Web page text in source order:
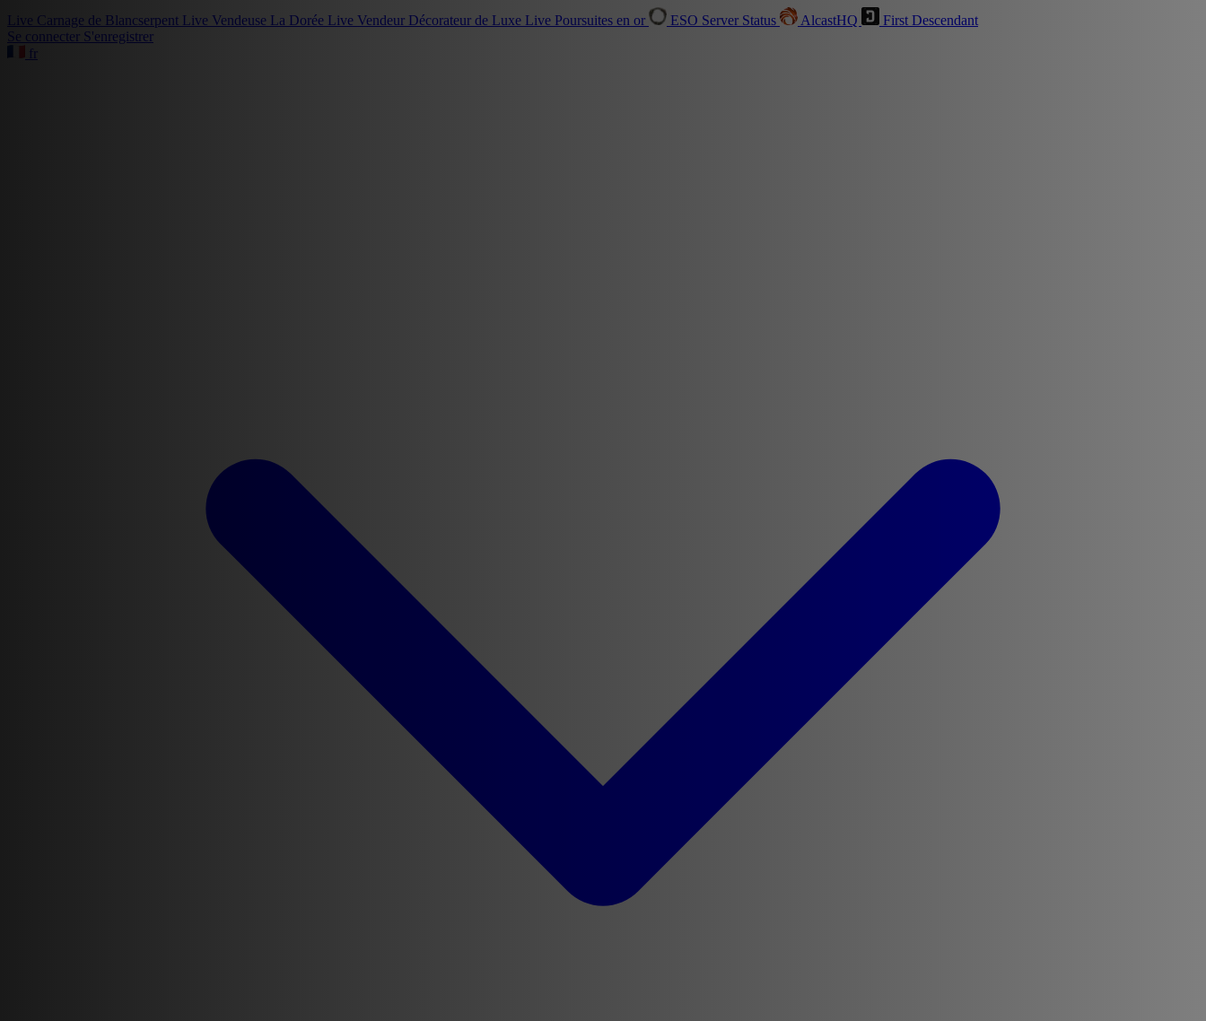
Live Carnage de Blancserpent Live Vendeuse La Dorée Live Vendeur Décorateur de Luxe Live Poursuites en or ESO Server Status AlcastHQ
First Descendant
Se connecter S'enregistrer
fr